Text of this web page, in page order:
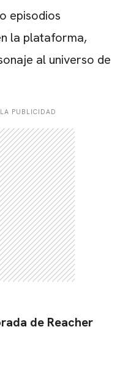
episodios
la plataforma,
al universo de
PUBLICIDAD
de Reacher